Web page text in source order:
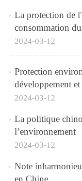
La protection de
consommation
2024-03-12
Protection
développement
2024-03-12
La politique
l’environnement
2024-03-12
Note
en Chine